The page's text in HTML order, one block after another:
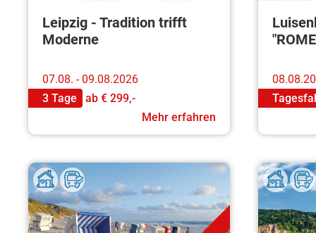
Leipzig - Tradition trifft
Moderne
07.08. - 09.08.2026
3 Tage
ab € 299,-
Mehr erfahren